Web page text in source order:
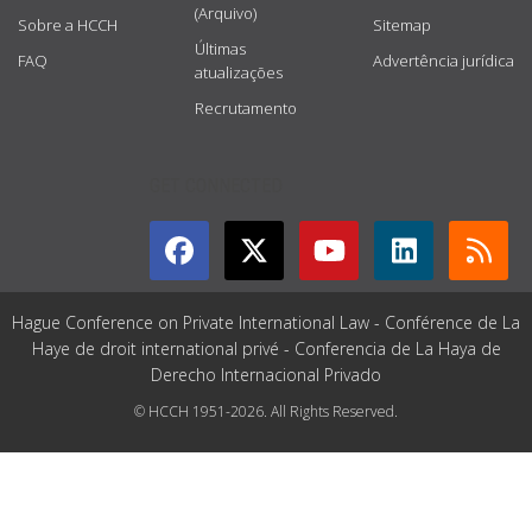
Sobre a HCCH
FAQ
(Arquivo)
Últimas
atualizações
Recrutamento
Sitemap
Advertência jurídica
Hague Conference on Private International Law - Conférence de La
Haye de droit international privé - Conferencia de La Haya de
Derecho Internacional Privado
© HCCH 1951-2026. All Rights Reserved.